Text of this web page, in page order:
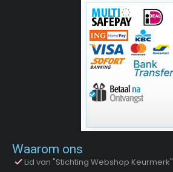
Waarom ons
Lid van "Stichting Webshop Keurmerk"